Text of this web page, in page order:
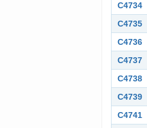
C4734
C4735
C4736
C4737
C4738
C4739
C4741